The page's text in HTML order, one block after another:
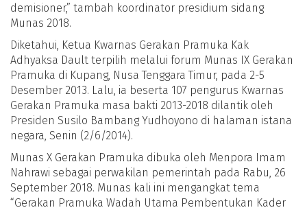
demisioner,” tambah koordinator presidium sidang
Munas 2018.
Diketahui, Ketua Kwarnas Gerakan Pramuka Kak
Adhyaksa Dault terpilih melalui forum Munas IX Gerakan
Pramuka di Kupang, Nusa Tenggara Timur, pada 2-5
Desember 2013. Lalu, ia beserta 107 pengurus Kwarnas
Gerakan Pramuka masa bakti 2013-2018 dilantik oleh
Presiden Susilo Bambang Yudhoyono di halaman istana
negara, Senin (2/6/2014).
Munas X Gerakan Pramuka dibuka oleh Menpora Imam
Nahrawi sebagai perwakilan pemerintah pada Rabu, 26
September 2018. Munas kali ini mengangkat tema
“Gerakan Pramuka Wadah Utama Pembentukan Kader